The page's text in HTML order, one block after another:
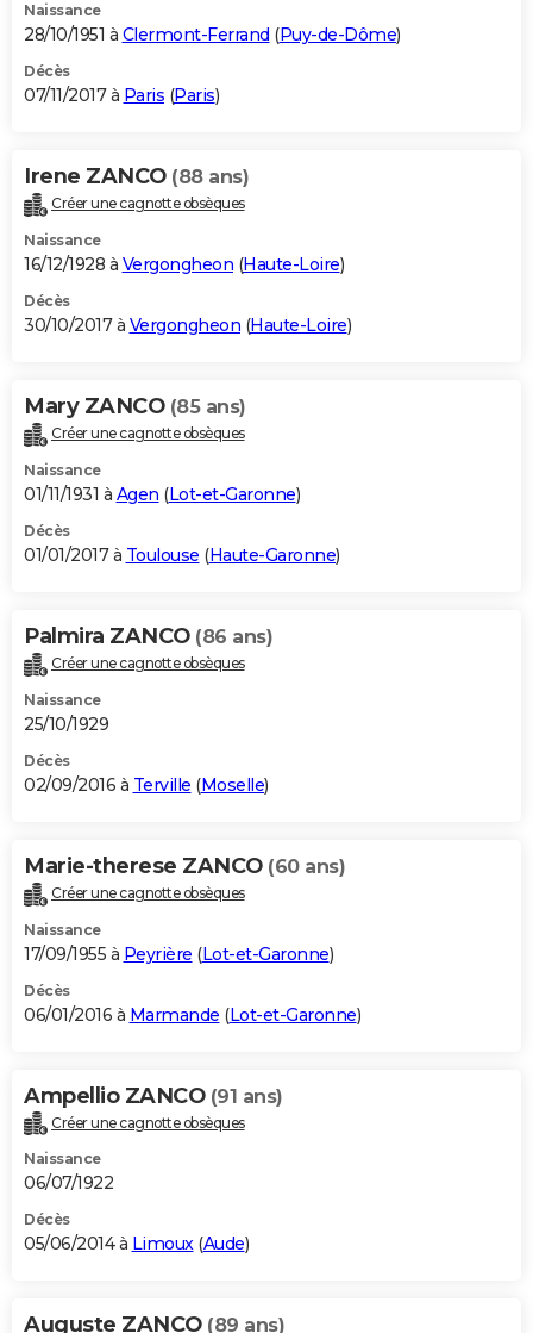
Naissance
28/10/1951 à Clermont-Ferrand (Puy-de-Dôme)
Décès
07/11/2017 à Paris (Paris)
Irene ZANCO (88 ans)
Créer une cagnotte obsèques
Naissance
16/12/1928 à Vergongheon (Haute-Loire)
Décès
30/10/2017 à Vergongheon (Haute-Loire)
Mary ZANCO (85 ans)
Créer une cagnotte obsèques
Naissance
01/11/1931 à Agen (Lot-et-Garonne)
Décès
01/01/2017 à Toulouse (Haute-Garonne)
Palmira ZANCO (86 ans)
Créer une cagnotte obsèques
Naissance
25/10/1929
Décès
02/09/2016 à Terville (Moselle)
Marie-therese ZANCO (60 ans)
Créer une cagnotte obsèques
Naissance
17/09/1955 à Peyrière (Lot-et-Garonne)
Décès
06/01/2016 à Marmande (Lot-et-Garonne)
Ampellio ZANCO (91 ans)
Créer une cagnotte obsèques
Naissance
06/07/1922
Décès
05/06/2014 à Limoux(Aude)
Auguste ZANCO (89 ans)